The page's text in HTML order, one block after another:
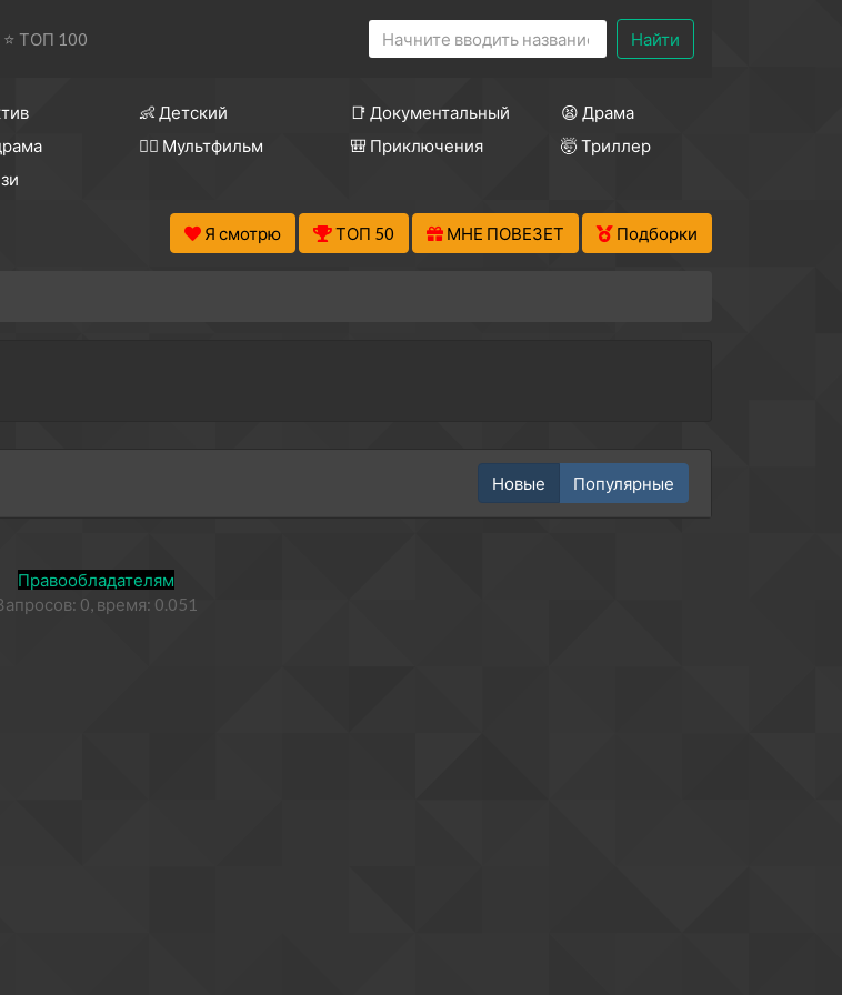
⭐ ТОП 100 Найти
👶 Детский 📑 Документальный
😫 Драма
🧚‍♀️ Мультфильм 🎒 Приключения
🤯 Триллер
Я смотрю ТОП 50 МНЕ ПОВЕЗЕТ Подборки
Новые Популярные
Правообладателям
0, время: 0.051